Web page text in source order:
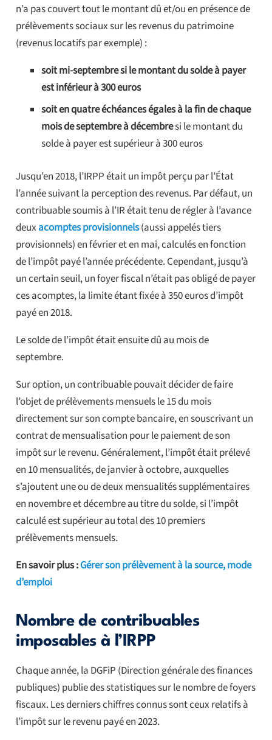
n’a pas couvert tout le montant dû et/ou en présence de
prélèvements sociaux sur les revenus du patrimoine
(revenus locatifs par exemple) :
soit mi-septembre si le montant du solde à payer
est inférieur à 300 euros
soit en quatre échéances égales à la fin de chaque
mois de septembre à décembresi le montant du
solde à payer est supérieur à 300 euros
Jusqu’en 2018, l’IRPP était un impôt perçu par l’État
l’année suivant la perception des revenus. Par défaut, un
contribuable soumis à l’IR était tenu de régler à l’avance
deuxacomptes provisionnels(aussi appelés tiers
provisionnels) en février et en mai, calculés en fonction
de l’impôt payé l’année précédente. Cependant, jusqu’à
un certain seuil, un foyer fiscal n’était pas obligé de payer
ces acomptes, la limite étant fixée à 350 euros d’impôt
payé en 2018.
Le solde de l’impôt était ensuite dû au mois de
septembre.
Sur option, un contribuable pouvait décider de faire
l’objet de prélèvements mensuels le 15 du mois
directement sur son compte bancaire, en souscrivant un
contrat de mensualisation pour le paiement de son
impôt sur le revenu. Généralement, l’impôt était prélevé
en 10 mensualités, de janvier à octobre, auxquelles
s’ajoutent une ou de deux mensualités supplémentaires
en novembre et décembre au titre du solde, si l’impôt
calculé est supérieur au total des 10 premiers
prélèvements mensuels.
En savoir plus :Gérer son prélèvement à la source, mode
d’emploi
Nombre de contribuables
imposables à l’IRPP
Chaque année, la DGFiP (Direction générale des finances
publiques) publie des statistiques sur le nombre de foyers
fiscaux. Les derniers chiffres connus sont ceux relatifs à
l’impôt sur le revenu payé en 2023.